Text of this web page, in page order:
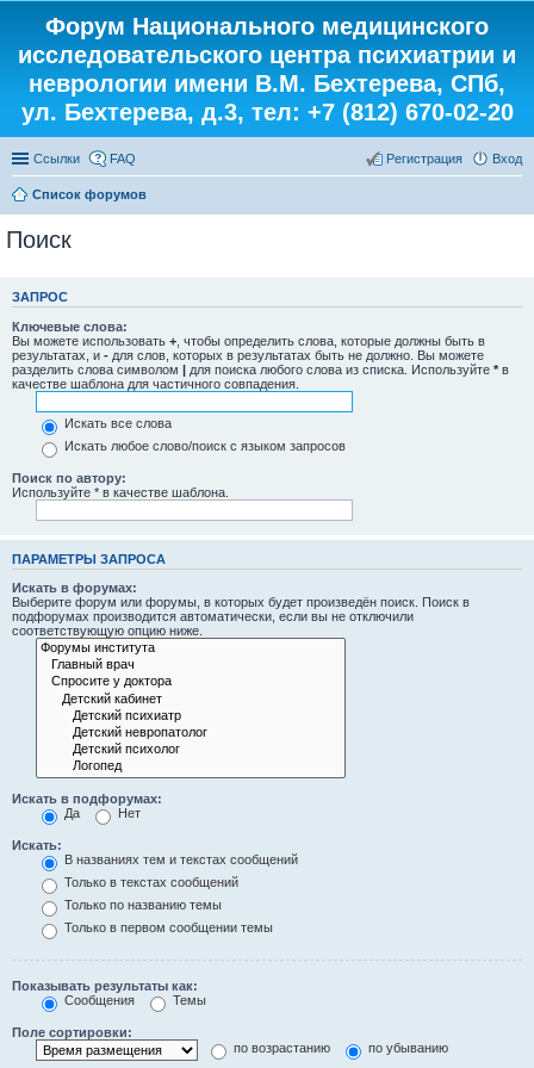
Форум Национального медицинского
исследовательского центра психиатрии и
неврологии имени В.М. Бехтерева, СПб,
ул. Бехтерева, д.3, тел: +7 (812) 670-02-20
Ссылки FAQ Вход
Регистрация
Список форумов
Поиск
ЗАПРОС
Ключевые слова:
Вы можете использовать + , чтобы определить слова, которые должны быть в
результатах, и - для слов, которых в результатах быть не должно. Вы можете
разделить слова символом | для поиска любого слова из списка. Используйте * в
качестве шаблона для частичного совпадения.
Искать все слова
Искать любое слово/поиск с языком запросов
Поиск по автору:
Используйте * в качестве шаблона.
ПАРАМЕТРЫ ЗАПРОСА
Искать в форумах:
Выберите форум или форумы, в которых будет произведён поиск. Поиск в
подфорумах производится автоматически, если вы не отключили
соответствующую опцию ниже.
Искать в подфорумах:
Да
Нет
Искать:
В названиях тем и текстах сообщений
Только в текстах сообщений
Только по названию темы
Только в первом сообщении темы
Показывать результаты как:
Сообщения
Темы
Поле сортировки:
по возрастанию
по убыванию